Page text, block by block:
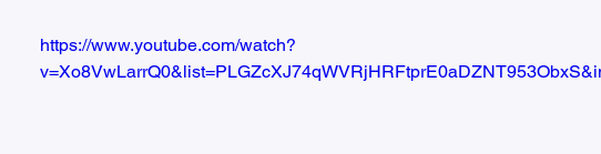
https://www.youtube.com/watch?